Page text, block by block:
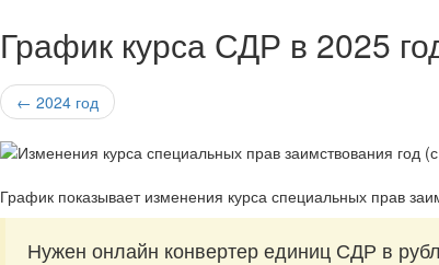
График курса СДР в 2025
← 2024 год
График показывает изменения курса специальных прав
Нужен онлайн конвертер единиц СДР в